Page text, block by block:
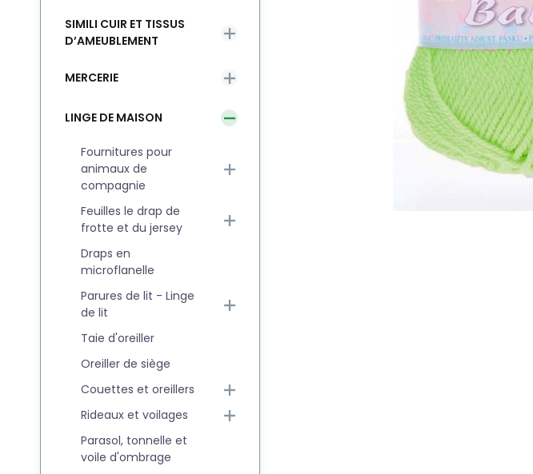
SIMILI CUIR ET TISSUS
D’AMEUBLEMENT
MERCERIE
LINGE DE MAISON
Fournitures pour
animaux de
compagnie
Feuilles le drap de
frotte et du jersey
Draps en
microflanelle
Parures de lit - Linge
de lit
Taie d'oreiller
Oreiller de siège
Couettes et oreillers
Rideaux et voilages
Parasol, tonnelle et
voile d'ombrage